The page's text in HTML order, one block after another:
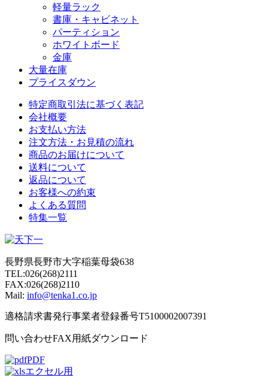
軽量ラック
書庫・キャビネット
パーティション
ホワイトボード
金庫
大量在庫
プライスダウン
特定商取引法に基づく表記
会社概要
お支払い方法
注文方法・お見積の流れ
商品のお届けについて
送料について
返品について
お客様への約束
よくある質問
特集一覧
長野県長野市大字稲葉母袋638
TEL:026(268)2111
FAX:026(268)2110
Mail: info@tenka1.co.jp
適格請求書発行事業者登録番号T5100002007391
問い合わせFAX用紙ダウンロード
PDF
エクセル用